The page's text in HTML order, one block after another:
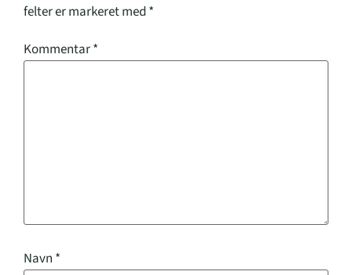
felter er markeret med *
Kommentar*
Navn *